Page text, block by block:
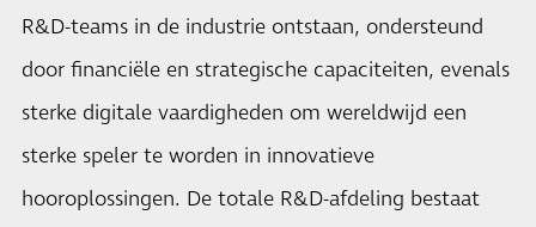
R&D-teams in de industrie ontstaan, ondersteund
door financiële en strategische capaciteiten, evenals
sterke digitale vaardigheden om wereldwijd een
sterke speler te worden in innovatieve
hooroplossingen. De totale R&D-afdeling bestaat